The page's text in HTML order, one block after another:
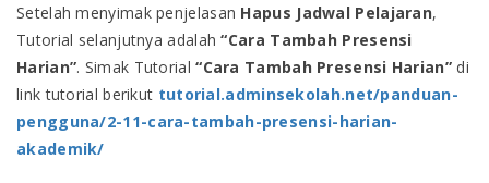
Setelah menyimak penjelasan Hapus Jadwal Pelajaran,
Tutorial selanjutnya adalah“Cara Tambah Presensi
Harian”. Simak Tutorial“Cara Tambah Presensi Harian”di
link tutorial berikut tutorial.adminsekolah.net/panduan-
pengguna/2-11-cara-tambah-presensi-harian-
akademik/